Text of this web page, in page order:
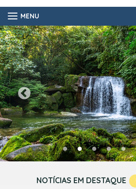
MENU
NOTÍCIAS EM DESTAQUE